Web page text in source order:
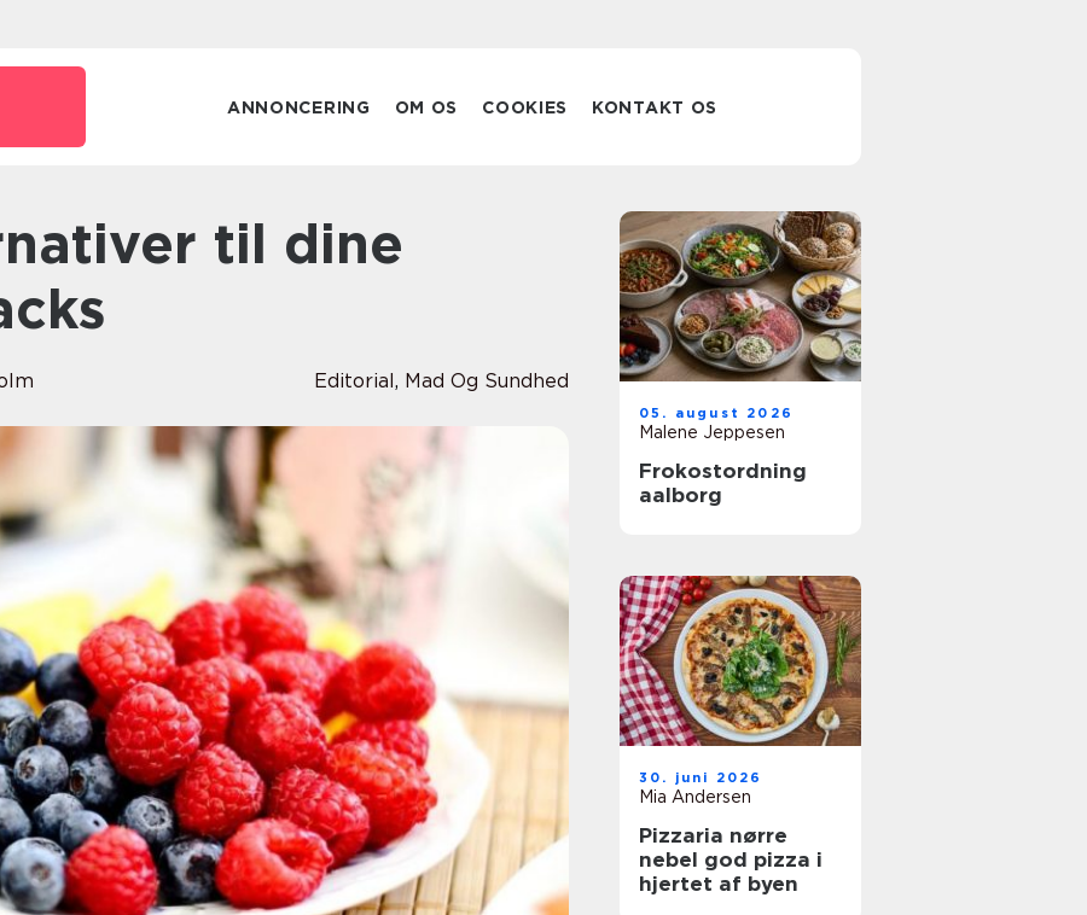
ANNONCERING OM OS COOKIES KONTAKT OS
Editorial, Mad Og Sundhed
05. august 2026
Malene Jeppesen
Frokostordning
aalborg
30. juni 2026
Mia Andersen
Pizzaria nørre
nebel god pizza i
hjertet af byen